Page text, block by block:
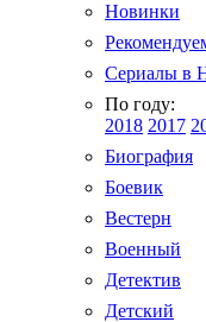
Новинки
Сериалы в
По году:
2018 2017
Биография
Боевик
Вестерн
Военный
Детектив
Детский